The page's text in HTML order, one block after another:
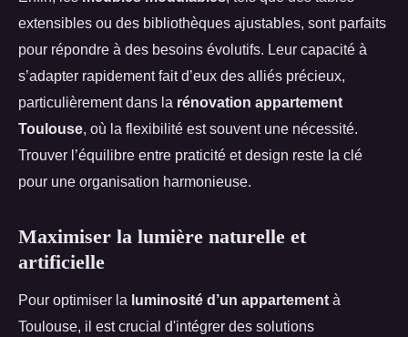
extensibles ou des bibliothèques ajustables, sont parfaits
pour répondre à des besoins évolutifs. Leur capacité à
s’adapter rapidement fait d’eux des alliés précieux,
particulièrement dans la rénovation appartement
Toulouse, où la flexibilité est souvent une nécessité.
Trouver l’équilibre entre praticité et design reste la clé
pour une organisation harmonieuse.
Maximiser la lumière naturelle et
artificielle
Pour optimiser la luminosité d’un appartement à
Toulouse, il est crucial d'intégrer des solutions